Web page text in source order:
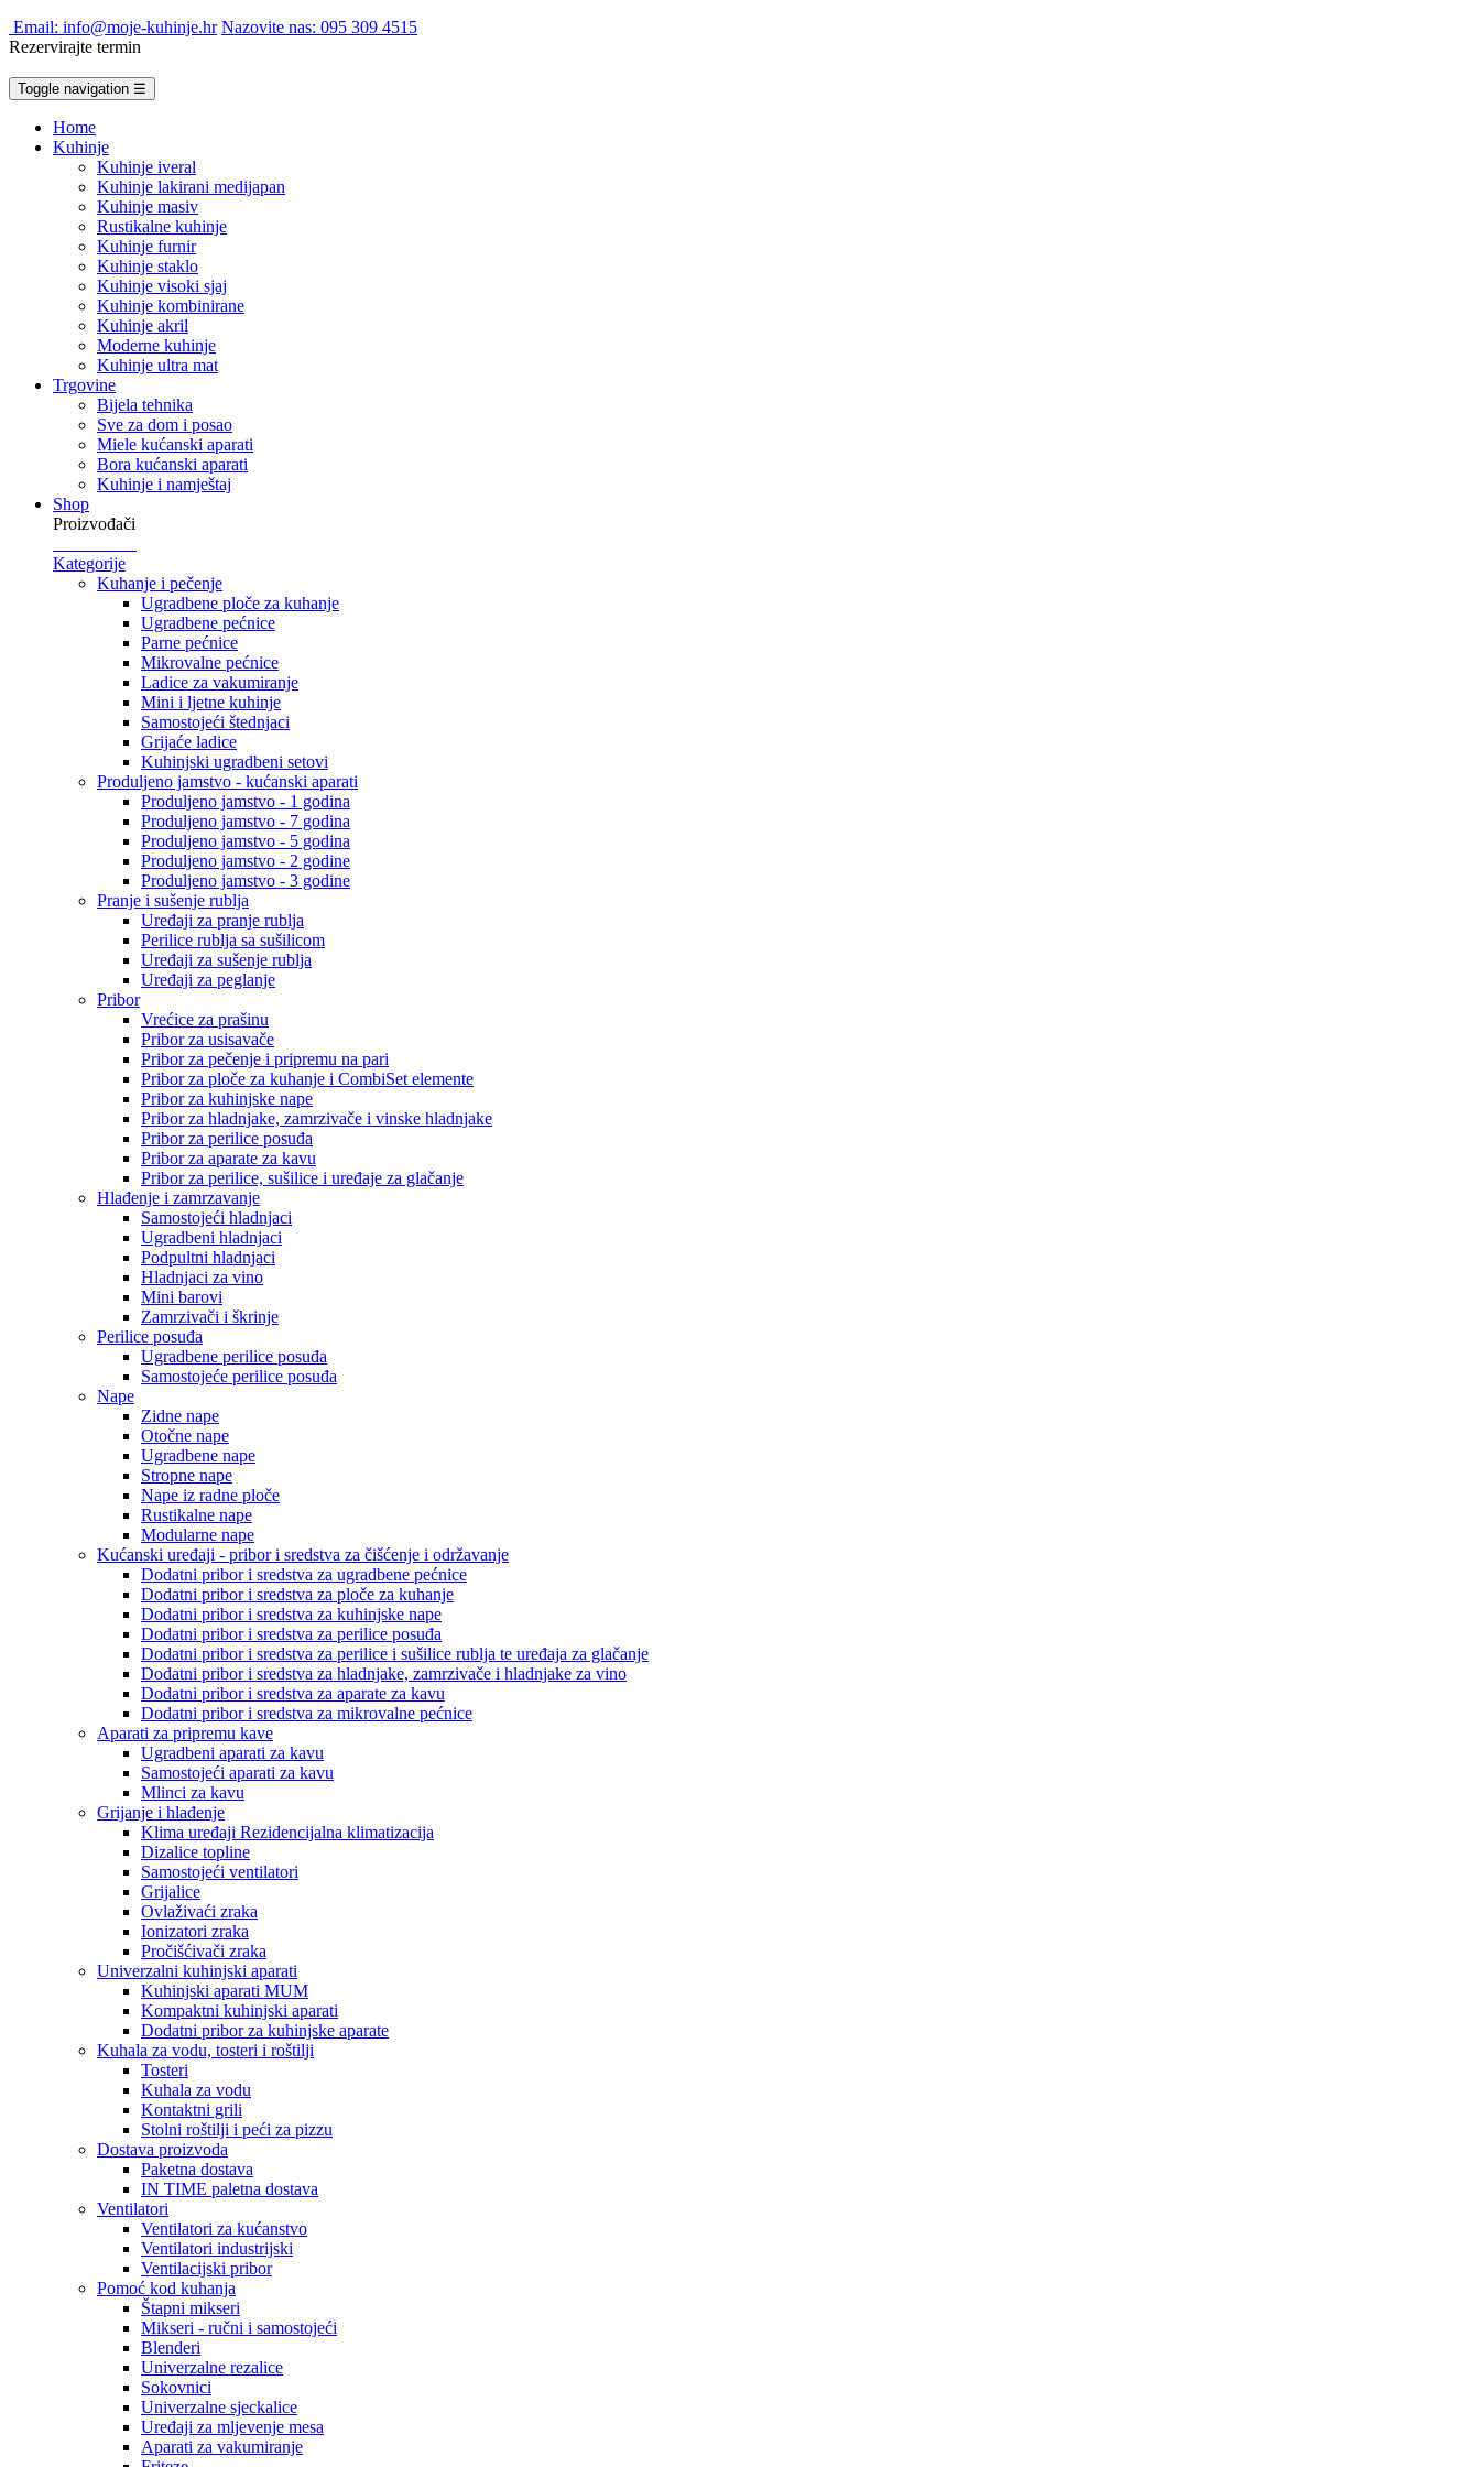
Email: info@moje-kuhinje.hr Nazovite nas: 095 309 4515
Rezervirajte termin
Toggle navigation ☰
Home
Kuhinje
Kuhinje iveral
Kuhinje lakirani medijapan
Kuhinje masiv
Rustikalne kuhinje
Kuhinje furnir
Kuhinje staklo
Kuhinje visoki sjaj
Kuhinje kombinirane
Kuhinje akril
Moderne kuhinje
Kuhinje ultra mat
Trgovine
Bijela tehnika
Sve za dom i posao
Miele kućanski aparati
Bora kućanski aparati
Kuhinje i namještaj
Shop
Proizvođači
Kategorije
Kuhanje i pečenje
Ugradbene ploče za kuhanje
Ugradbene pećnice
Parne pećnice
Mikrovalne pećnice
Ladice za vakumiranje
Mini i ljetne kuhinje
Samostojeći štednjaci
Grijaće ladice
Kuhinjski ugradbeni setovi
Produljeno jamstvo - kućanski aparati
Produljeno jamstvo - 1 godina
Produljeno jamstvo - 7 godina
Produljeno jamstvo - 5 godina
Produljeno jamstvo - 2 godine
Produljeno jamstvo - 3 godine
Pranje i sušenje rublja
Uređaji za pranje rublja
Perilice rublja sa sušilicom
Uređaji za sušenje rublja
Uređaji za peglanje
Pribor
Vrećice za prašinu
Pribor za usisavače
Pribor za pečenje i pripremu na pari
Pribor za ploče za kuhanje i CombiSet elemente
Pribor za kuhinjske nape
Pribor za hladnjake, zamrzivače i vinske hladnjake
Pribor za perilice posuđa
Pribor za aparate za kavu
Pribor za perilice, sušilice i uređaje za glačanje
Hlađenje i zamrzavanje
Samostojeći hladnjaci
Ugradbeni hladnjaci
Podpultni hladnjaci
Hladnjaci za vino
Mini barovi
Zamrzivači i škrinje
Perilice posuđa
Ugradbene perilice posuđa
Samostojeće perilice posuđa
Nape
Zidne nape
Otočne nape
Ugradbene nape
Stropne nape
Nape iz radne ploče
Rustikalne nape
Modularne nape
Kućanski uređaji - pribor i sredstva za čišćenje i održavanje
Dodatni pribor i sredstva za ugradbene pećnice
Dodatni pribor i sredstva za ploče za kuhanje
Dodatni pribor i sredstva za kuhinjske nape
Dodatni pribor i sredstva za perilice posuđa
Dodatni pribor i sredstva za perilice i sušilice rublja te uređaja za glačanje
Dodatni pribor i sredstva za hladnjake, zamrzivače i hladnjake za vino
Dodatni pribor i sredstva za aparate za kavu
Dodatni pribor i sredstva za mikrovalne pećnice
Aparati za pripremu kave
Ugradbeni aparati za kavu
Samostojeći aparati za kavu
Mlinci za kavu
Grijanje i hlađenje
Klima uređaji Rezidencijalna klimatizacija
Dizalice topline
Samostojeći ventilatori
Grijalice
Ovlaživaći zraka
Ionizatori zraka
Pročišćivači zraka
Univerzalni kuhinjski aparati
Kuhinjski aparati MUM
Kompaktni kuhinjski aparati
Dodatni pribor za kuhinjske aparate
Kuhala za vodu, tosteri i roštilji
Tosteri
Kuhala za vodu
Kontaktni grili
Stolni roštilji i peći za pizzu
Dostava proizvoda
Paketna dostava
IN TIME paletna dostava
Ventilatori
Ventilatori za kućanstvo
Ventilatori industrijski
Ventilacijski pribor
Pomoć kod kuhanja
Štapni mikseri
Mikseri - ručni i samostojeći
Blenderi
Univerzalne rezalice
Sokovnici
Univerzalne sjeckalice
Uređaji za mljevenje mesa
Aparati za vakumiranje